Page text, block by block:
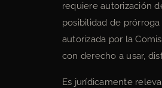
requiere autorización
posibilidad de
autorizada por la
con derecho a usar,
Es jurídicamente